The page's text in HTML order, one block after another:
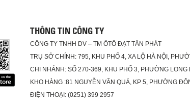
THÔNG TIN CÔNG TY
CÔNG TY TNHH DV – TM ÔTÔ ĐẠT TẤN PHÁT
TRỤ SỞ CHÍNH: 795, KHU PHỐ 4, XA LỘ HÀ NỘI,
CHI NHÁNH: SỐ 270-369, KHU PHỐ 3, PHƯỜNG LONG
KHO HÀNG :81 NGUYỄN VĂN QUÁ, KP 5, PHƯỜNG
ĐIỆN THOẠI: (0251) 399 2957